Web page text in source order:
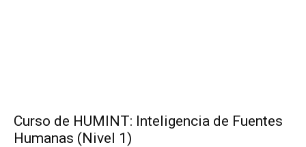
Curso de HUMINT: Inteligencia de Fuentes
Humanas (Nivel 1)